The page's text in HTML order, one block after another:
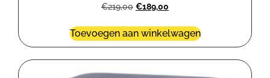
€219,00 €189,00
Toevoegen aan winkelwagen